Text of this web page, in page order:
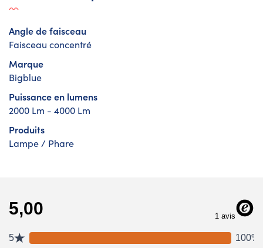
Angle de faisceau
Faisceau concentré
Marque
Bigblue
Puissance en lumens
2000 Lm - 4000 Lm
Produits
Lampe / Phare